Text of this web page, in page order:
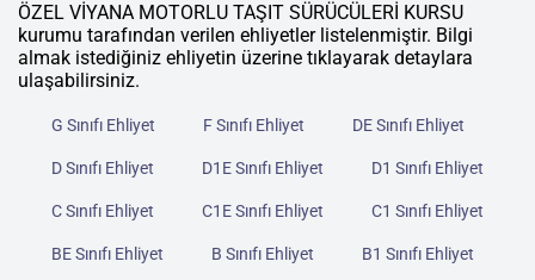
ÖZEL VİYANA MOTORLU TAŞIT SÜRÜCÜLERİ KURSU
kurumu tarafından verilen ehliyetler listelenmiştir. Bilgi
almak istediğiniz ehliyetin üzerine tıklayarak detaylara
ulaşabilirsiniz.
G Sınıfı Ehliyet F Sınıfı Ehliyet DE Sınıfı Ehliyet
D Sınıfı Ehliyet D1E Sınıfı Ehliyet D1 Sınıfı Ehliyet
C Sınıfı Ehliyet C1E Sınıfı Ehliyet C1 Sınıfı Ehliyet
BE Sınıfı Ehliyet B Sınıfı Ehliyet B1 Sınıfı Ehliyet